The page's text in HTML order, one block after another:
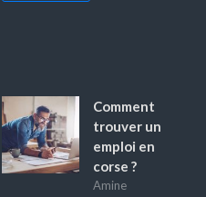
Comment
trouver un
emploi en
corse ?
Amine